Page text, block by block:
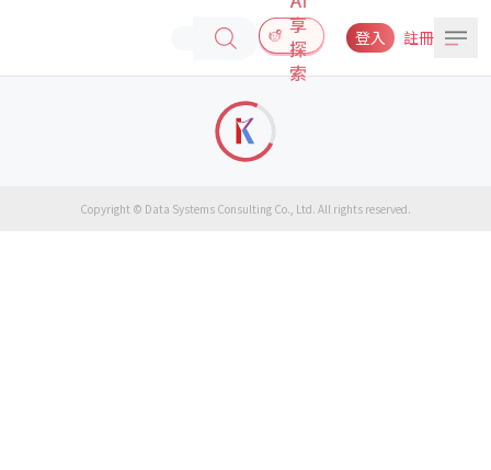
享
探
索
登入 註冊
Copyright © Data Systems Consulting Co., Ltd. All rights reserved.